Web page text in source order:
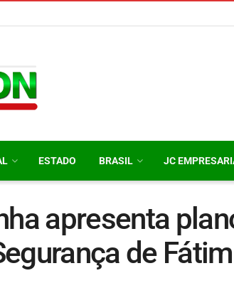
ESTADO BRASIL JC
apresenta
de